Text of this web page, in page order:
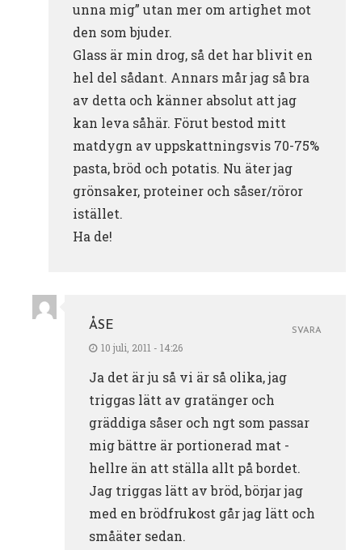
unna mig” utan mer om artighet mot
den som bjuder.
Glass är min drog, så det har blivit en
hel del sådant. Annars mår jag så bra
av detta och känner absolut att jag
kan leva såhär. Förut bestod mitt
matdygn av uppskattningsvis 70-75%
pasta, bröd och potatis. Nu äter jag
grönsaker, proteiner och såser/röror
istället.
Ha de!
ÅSE
10 juli, 2011 - 14:26
Ja det är ju så vi är så olika, jag
triggas lätt av gratänger och
gräddiga såser och ngt som passar
mig bättre är portionerad mat -
hellre än att ställa allt på bordet.
Jag triggas lätt av bröd, börjar jag
med en brödfrukost går jag lätt och
småäter sedan.
SVARA